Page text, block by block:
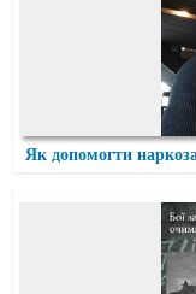
Як допомогти